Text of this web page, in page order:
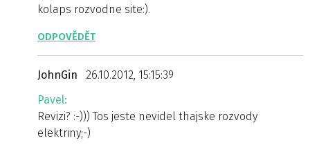
kolaps rozvodne site:).
ODPOVĚDĚT
JohnGin
26.10.2012, 15:15:39
Pavel:
Revizi? :-))) Tos jeste nevidel thajske rozvody
elektriny;-)